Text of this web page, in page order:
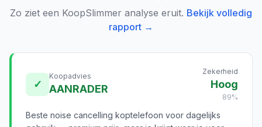
Zo ziet een KoopSlimmer analyse eruit. Bekijk volledig
rapport →
✓
Koopadvies
AANRADER
Zekerheid
Hoog
89%
Beste noise cancelling koptelefoon voor dagelijks